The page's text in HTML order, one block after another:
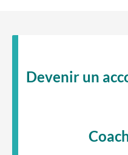
Devenir un